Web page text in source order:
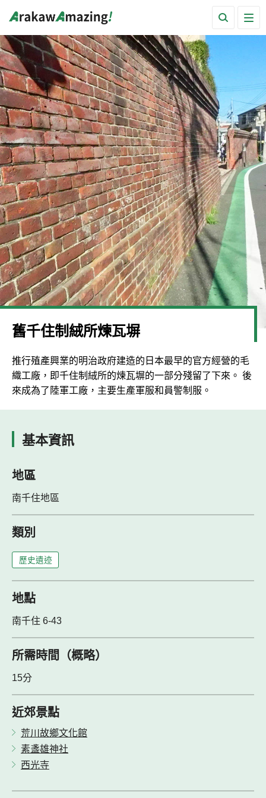
舊千住制絨所煉瓦塀
推行殖產興業的明治政府建造的日本最早的官方經營的毛
織工廠，即千住制絨所的煉瓦塀的一部分殘留了下來。 後
來成為了陸軍工廠，主要生產軍服和員警制服。
基本資訊
地區
南千住地區
類別
歷史遺迹
地點
南千住 6-43
所需時間（概略）
15分
近郊景點
荒川故鄉文化館
素盞雄神社
西光寺